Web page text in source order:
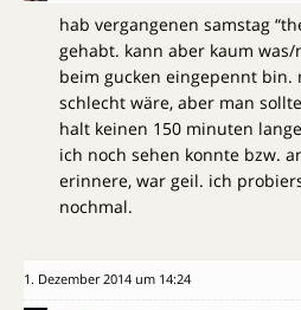
hab vergangenen samstag
gehabt. kann aber kaum
beim gucken eingepennt bin.
schlecht wäre, aber man
halt keinen 150 minuten
ich noch sehen konnte bzw.
erinnere, war geil. ich
nochmal.
1. Dezember 2014 um 14:24